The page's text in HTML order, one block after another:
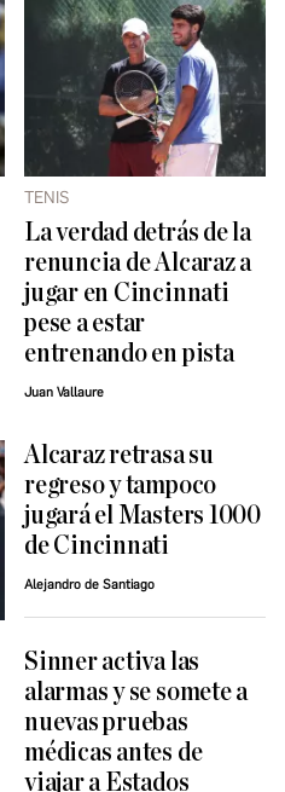
TENIS
La verdad detrás de la
renuncia de Alcaraz a
jugar en Cincinnati
pese a estar
entrenando en pista
Juan Vallaure
Alcaraz retrasa su
regreso y tampoco
jugará el Masters 1000
de Cincinnati
Alejandro de Santiago
Sinner activa las
alarmas y se somete a
nuevas pruebas
médicas antes de
viajar a Estados